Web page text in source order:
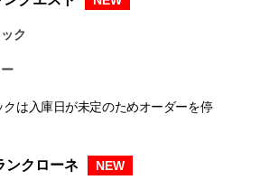
ク
クは入庫日が未定のためオーダーを停
ンクローネ